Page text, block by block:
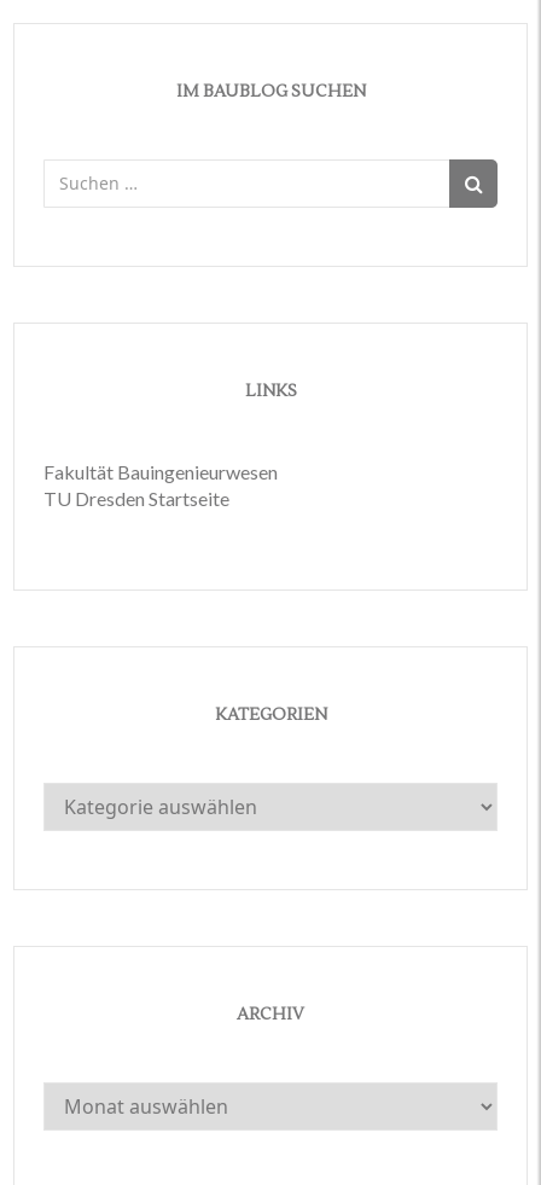
IM BAUBLOG SUCHEN
Suchen
nach:
LINKS
Fakultät Bauingenieurwesen
TU Dresden Startseite
KATEGORIEN
Kategorien
ARCHIV
Archiv